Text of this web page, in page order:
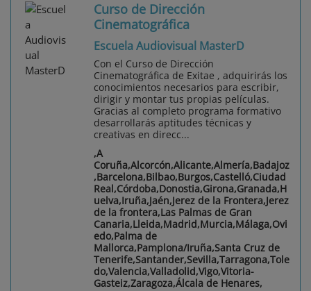
Curso de Dirección
Cinematográfica
Escuela Audiovisual MasterD
Con el Curso de Dirección
Cinematográfica de Exitae , adquirirás los
conocimientos necesarios para escribir,
dirigir y montar tus propias películas.
Gracias al completo programa formativo
desarrollarás aptitudes técnicas y
creativas en direcc...
,A
Coruña,Alcorcón,Alicante,Almería,Badajoz
,Barcelona,Bilbao,Burgos,Castelló,Ciudad
Real,Córdoba,Donostia,Girona,Granada,H
uelva,Iruña,Jaén,Jerez de la Frontera,Jerez
de la frontera,Las Palmas de Gran
Canaria,Lleida,Madrid,Murcia,Málaga,Ovi
edo,Palma de
Mallorca,Pamplona/Iruña,Santa Cruz de
Tenerife,Santander,Sevilla,Tarragona,Tole
do,Valencia,Valladolid,Vigo,Vitoria-
Gasteiz,Zaragoza,Álcala de Henares,